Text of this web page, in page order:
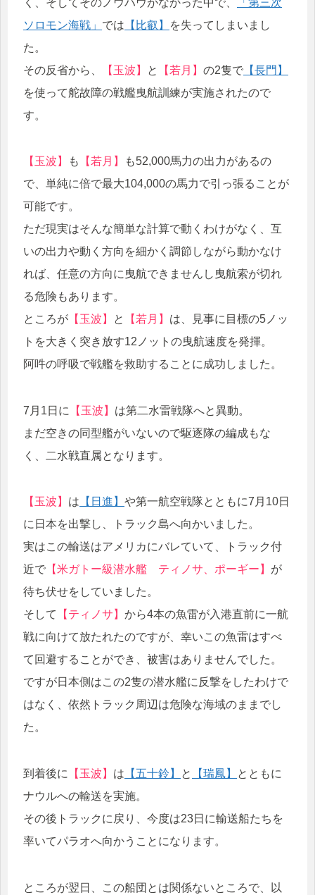
ソロモン海戦」 では 【比叡】
を失ってしまいまし
た。
その反省から、
【玉波】 と 【若月】 の2隻で 【長門】
を使って舵故障の戦艦曳航訓練が実施されたので
す。
【玉波】 も 【若月】
も52,000馬力の出力があるの
で、単純に倍で最大104,000の馬力で引っ張ることが
可能です。
ただ現実はそんな簡単な計算で動くわけがなく、互
いの出力や動く方向を細かく調節しながら動かなけ
れば、任意の方向に曳航できませんし曳航索が切れ
る危険もあります。
ところが 【玉波】 と 【若月】 は、見事に目標の5ノッ
トを大きく突き放す12ノットの曳航速度を発揮。
阿吽の呼吸で戦艦を救助することに成功しました。
7月1日に 【玉波】 は第二水雷戦隊へと異動。
まだ空きの同型艦がいないので駆逐隊の編成もな
く、二水戦直属となります。
【玉波】 は 【日進】 や第一航空戦隊とともに7月10日
に日本を出撃し、トラック島へ向かいました。
実はこの輸送はアメリカにバレていて、トラック付
近で 【米ガトー級潜水艦 ティノサ、ポーギー】 が
待ち伏せをしていました。
そして
【ティノサ】 から4本の魚雷が入港直前に一航
戦に向けて放たれたのですが、幸いこの魚雷はすべ
て回避することができ、被害はありませんでした。
ですが日本側はこの2隻の潜水艦に反撃をしたわけで
はなく、依然トラック周辺は危険な海域のままでし
た。
到着後に 【玉波】 は 【五十鈴】 と 【瑞鳳】
とともに
ナウルへの輸送を実施。
その後トラックに戻り、今度は23日に輸送船たちを
率いてパラオへ向かうことになります。
ところが翌日、この船団とは関係ないところで、以